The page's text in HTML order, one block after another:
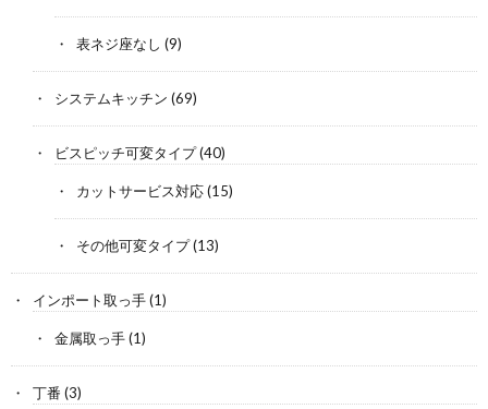
表ネジ座なし (9)
システムキッチン (69)
ビスピッチ可変タイプ(40)
カットサービス対応(15)
その他可変タイプ(13)
インポート取っ手(1)
金属取っ手(1)
丁番 (3)